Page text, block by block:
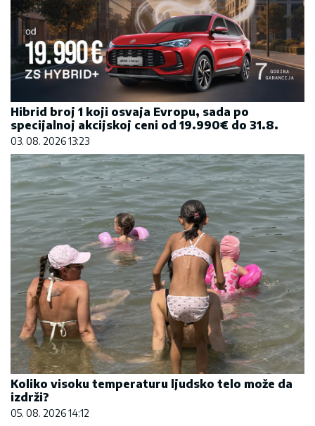
Hibrid broj 1 koji osvaja Evropu, sada po
specijalnoj akcijskoj ceni od 19.990€ do 31.8.
03. 08. 2026 13:23
Koliko visoku temperaturu ljudsko telo može da
izdrži?
05. 08. 2026 14:12